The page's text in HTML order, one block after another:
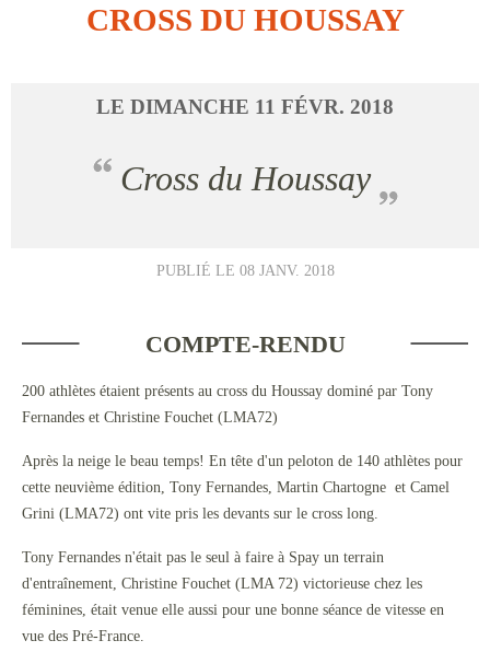
CROSS DU HOUSSAY
LE DIMANCHE 11 FÉVR. 2018
Cross du Houssay
PUBLIÉ LE 08 JANV. 2018
COMPTE-RENDU
200 athlètes étaient présents au cross du Houssay dominé par Tony
Fernandes et Christine Fouchet (LMA72)
Après la neige le beau temps! En tête d'un peloton de 140 athlètes pour
cette neuvième édition, Tony Fernandes, Martin Chartogne et Camel
Grini (LMA72) ont vite pris les devants sur le cross long.
Tony Fernandes n'était pas le seul à faire à Spay un terrain
d'entraînement, Christine Fouchet (LMA 72) victorieuse chez les
féminines, était venue elle aussi pour une bonne séance de vitesse en
vue des Pré-France.